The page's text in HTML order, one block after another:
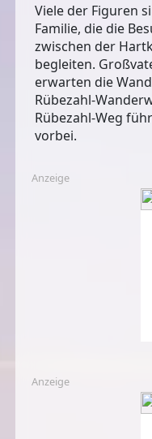
Viele der Figuren
Familie, die die
zwischen der
begleiten.
erwarten die
Rübezahl-
Rübezahl-Weg
vorbei.
Anzeige
Anzeige